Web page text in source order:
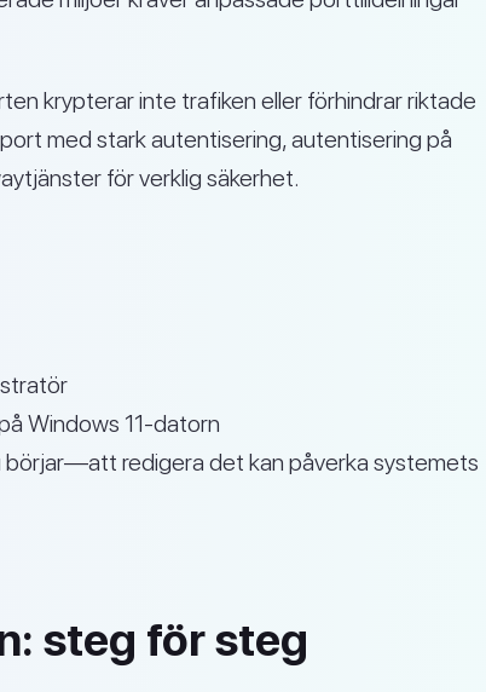
krypterar inte trafiken eller förhindrar riktade
med stark autentisering, autentisering på
för verklig säkerhet.
Windows 11-datorn
börjar—att redigera det kan påverka systemets
steg för steg